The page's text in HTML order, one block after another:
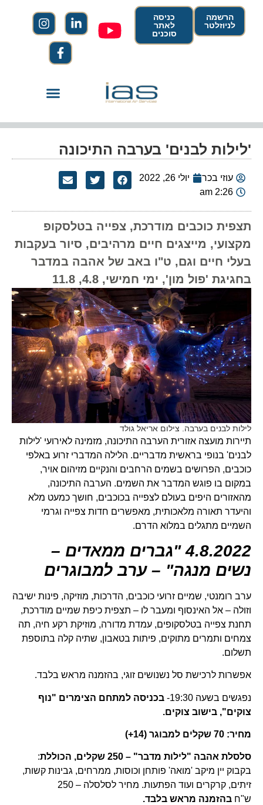
הרשמה
לניוזלטר
כניסה
לאתר
סוכנים
'לילות לבנים' בערבה התיכונה
עוזי בכר
יולי 26, 2022
2:26 am
תצפית כוכבים מודרכת, צפייה בטלסקופ
מקצועי, מייצגים חיים מרהיבים, סיור בעקבות
בעלי חיים וגם, ט"ו באב של אהבה במדבר
בחגיגת 'פול מון', ימי חמישי, 4.8, 11.8
לילות לבנים בערבה. צילום אריאל גולד
תיירות מועצה אזורית הערבה התיכונה, מזמינה לאירועי 'לילות
לבנים' בנופי בראשית מדבריים. הלילה המדברי זרוע באלפי
כוכבים, הפרושים בשמים הרחבים והנקיים מזיהום אויר,
במקום בו פוגש המדבר את השמים. הערבה התיכונה,
מהאזורים היפים בעולם לצפייה בכוכבים, חושך כמעט מלא
והיעדר תאורה מלאכותית, מאפשרים חדות צפייה וגרמי
השמיים מתגלים במלוא הדרם.
4.8.2022 "גברים ממאדים –
נשים מנגה" – ערב למבוגרים
ערב רומנטי, שמיים זרועי כוכבים, הדרכות, מוזיקה, פינות ישיבה
וזולה – אל האינסוף ומעבר לו – תצפית כיפת שמיים מודרכת,
תחנת צפייה בטלסקופים, עמדת מדורה, מוזיקת רקע חיה, תה
צמחים ותמרים מתוקים, פיתות בטאבון, שתיה קלה בתוספת
תשלום.
אפשרות לרכישת סל נשנושים זוגי, בהזמנה מראש בלבד.
נפגשים בשעה 19:30- בכניסה למתחם הצימרים "נוף
צוקים", בישוב צוקים.
מחיר: 70 שקלים למבוגר (14+)
סלסלת אהבה "לילות מדבר" – 250 שקלים, הכוללת
:
בקבוק יין מיקב 'מואה' פותחן וכוסות, ממרחים, גבינות קשות,
זיתים, קרקרים ועוד הפתעות. מחיר לסלסלה – 250
ש"חבהזמנה מראש בלבד.